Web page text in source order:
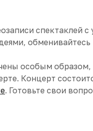
спектаклей с
обменивайтесь
особым образом,
Концерт
. Готовьте свои